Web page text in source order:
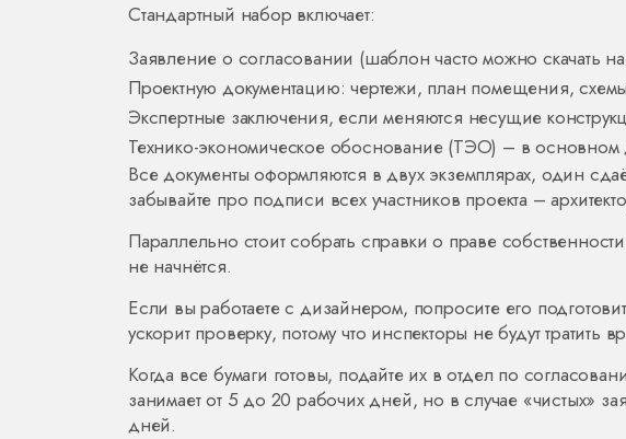
Стандартный набор включает:
Заявление о согласовании (шаблон часто можно скачать
Проектную документацию: чертежи, план помещения,
Экспертные заключения, если меняются несущие
Технико-экономическое обоснование (ТЭО) – в основном
Все документы оформляются в двух экземплярах, один
забывайте про подписи всех участников проекта –
Параллельно стоит собрать справки о праве
не начнётся.
Если вы работаете с дизайнером, попросите его
ускорит проверку, потому что инспекторы не будут тратить
Когда все бумаги готовы, подайте их в отдел по
занимает от 5 до 20 рабочих дней, но в случае «чистых»
дней.